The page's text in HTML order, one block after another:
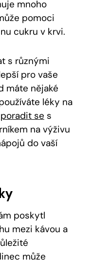
mnoho
pomoci
cukru v krvi.
s různými
pro vaše
máte nějaké
léky na
se s
na výživu
do vaší
poskytl
mezi kávou a
může